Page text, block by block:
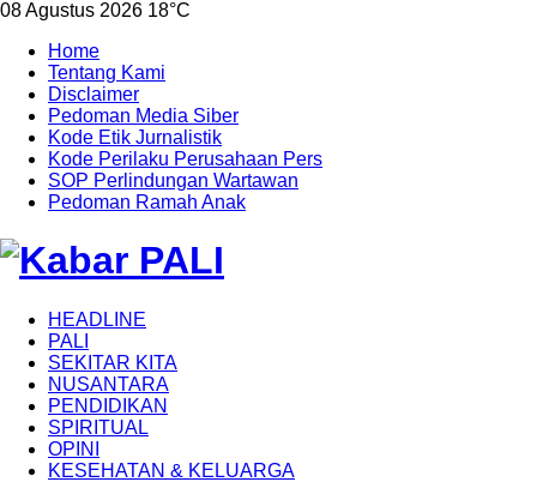
08 Agustus 2026 18°C
Home
Tentang Kami
Disclaimer
Pedoman Media Siber
Kode Etik Jurnalistik
Kode Perilaku Perusahaan Pers
SOP Perlindungan Wartawan
Pedoman Ramah Anak
HEADLINE
PALI
SEKITAR KITA
NUSANTARA
PENDIDIKAN
SPIRITUAL
OPINI
KESEHATAN & KELUARGA